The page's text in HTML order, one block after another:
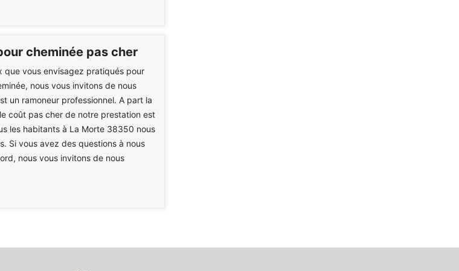
cheminée pas cher
que vous envisagez pratiqués pour
nous vous invitons de nous
un ramoneur professionnel. A part la
coût pas cher de notre prestation est
les habitants à La Morte 38350 nous
Si vous avez des questions à nous
nous vous invitons de nous